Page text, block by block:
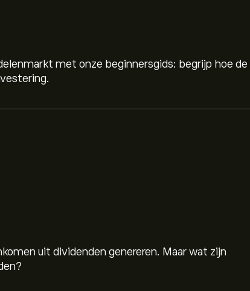
met onze beginnersgids: begrijp hoe de
uit dividenden genereren. Maar wat zijn